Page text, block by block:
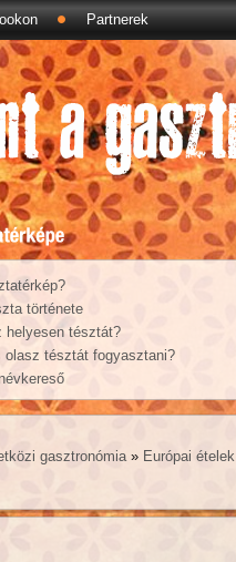
Partnerek
története
helyesen tésztát?
olasz tésztát fogyasztani?
gasztronómia» Európai ételek